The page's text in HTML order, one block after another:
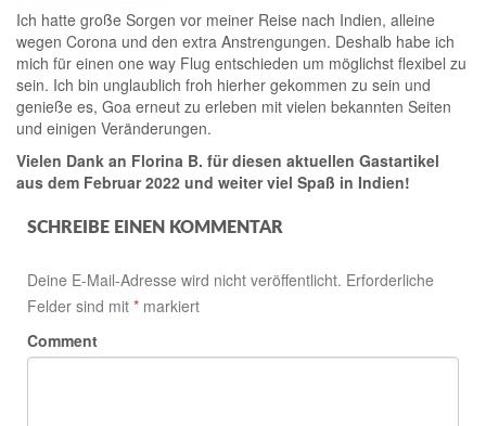
Ich hatte große Sorgen vor meiner Reise nach Indien, alleine
wegen Corona und den extra Anstrengungen. Deshalb habe ich
mich für einen one way Flug entschieden um möglichst flexibel zu
sein. Ich bin unglaublich froh hierher gekommen zu sein und
genieße es, Goa erneut zu erleben mit vielen bekannten Seiten
und einigen Veränderungen.
Vielen Dank an Florina B. für diesen aktuellen Gastartikel
aus dem Februar 2022 und weiter viel Spaß in Indien!
SCHREIBE EINEN KOMMENTAR
Deine E-Mail-Adresse wird nicht veröffentlicht. Erforderliche
Felder sind mit * markiert
Comment